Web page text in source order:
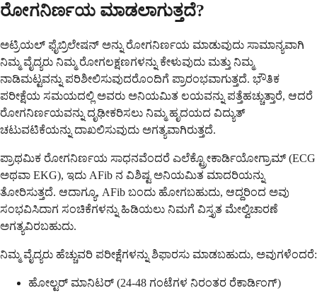
ರೋಗನಿರ್ಣಯ ಮಾಡಲಾಗುತ್ತದೆ?
ಅಟ್ರಿಯಲ್ ಫೈಬ್ರಿಲೇಷನ್ ಅನ್ನು ರೋಗನಿರ್ಣಯ ಮಾಡುವುದು ಸಾಮಾನ್ಯವಾಗಿ
ನಿಮ್ಮ ವೈದ್ಯರು ನಿಮ್ಮ ರೋಗಲಕ್ಷಣಗಳನ್ನು ಕೇಳುವುದು ಮತ್ತು ನಿಮ್ಮ
ನಾಡಿಮಟ್ಟವನ್ನು ಪರಿಶೀಲಿಸುವುದರೊಂದಿಗೆ ಪ್ರಾರಂಭವಾಗುತ್ತದೆ. ಭೌತಿಕ
ಪರೀಕ್ಷೆಯ ಸಮಯದಲ್ಲಿ ಅವರು ಅನಿಯಮಿತ ಲಯವನ್ನು ಪತ್ತೆಹಚ್ಚುತ್ತಾರೆ, ಆದರೆ
ರೋಗನಿರ್ಣಯವನ್ನು ದೃಢೀಕರಿಸಲು ನಿಮ್ಮ ಹೃದಯದ ವಿದ್ಯುತ್
ಚಟುವಟಿಕೆಯನ್ನು ದಾಖಲಿಸುವುದು ಅಗತ್ಯವಾಗಿರುತ್ತದೆ.
ಪ್ರಾಥಮಿಕ ರೋಗನಿರ್ಣಯ ಸಾಧನವೆಂದರೆ ಎಲೆಕ್ಟ್ರೋಕಾರ್ಡಿಯೋಗ್ರಾಮ್ (ECG
ಅಥವಾ EKG), ಇದು AFib ನ ವಿಶಿಷ್ಟ ಅನಿಯಮಿತ ಮಾದರಿಯನ್ನು
ತೋರಿಸುತ್ತದೆ. ಆದಾಗ್ಯೂ, AFib ಬಂದು ಹೋಗಬಹುದು, ಆದ್ದರಿಂದ ಅವು
ಸಂಭವಿಸಿದಾಗ ಸಂಚಿಕೆಗಳನ್ನು ಹಿಡಿಯಲು ನಿಮಗೆ ವಿಸ್ತೃತ ಮೇಲ್ವಿಚಾರಣೆ
ಅಗತ್ಯವಿರಬಹುದು.
ನಿಮ್ಮ ವೈದ್ಯರು ಹೆಚ್ಚುವರಿ ಪರೀಕ್ಷೆಗಳನ್ನು ಶಿಫಾರಸು ಮಾಡಬಹುದು, ಅವುಗಳೆಂದರೆ:
ಹೋಲ್ಟರ್ ಮಾನಿಟರ್ (24-48 ಗಂಟೆಗಳ ನಿರಂತರ ರೆಕಾರ್ಡಿಂಗ್)